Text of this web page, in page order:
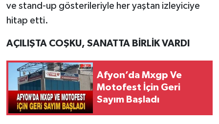
ve stand-up gösterileriyle her yaştan izleyiciye
hitap etti.
AÇILIŞTA COŞKU, SANATTA BİRLİK VARDI
Afyon’da Mxgp Ve
Motofest İçin Geri
Sayım Başladı